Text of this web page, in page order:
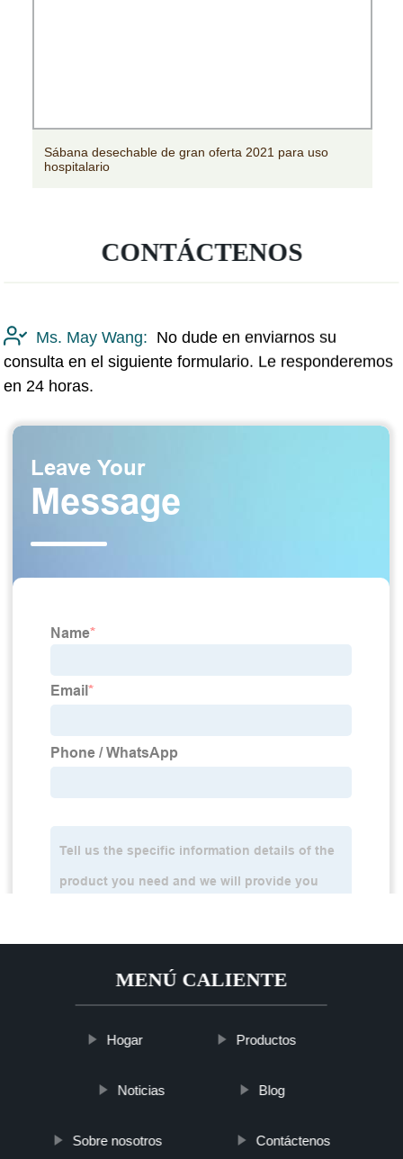
Sábana desechable de gran oferta 2021 para uso
hospitalario
CONTÁCTENOS
Ms. May Wang: No dude en enviarnos su
consulta en el siguiente formulario. Le responderemos
en 24 horas.
MENÚ CALIENTE
Hogar Productos
Noticias Blog
Sobre nosotros Contáctenos